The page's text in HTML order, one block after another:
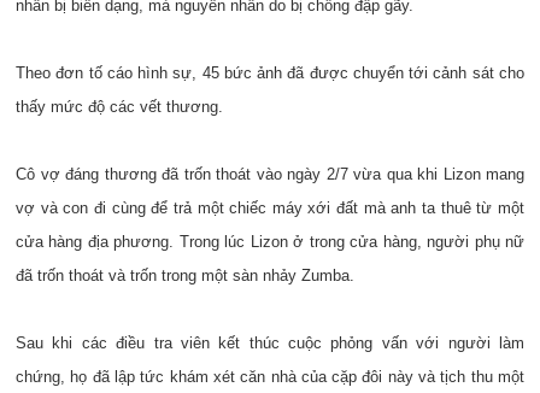
nhân bị biến dạng, mà nguyên nhân do bị chồng đập gãy.
Theo đơn tố cáo hình sự, 45 bức ảnh đã được chuyển tới cảnh sát cho
thấy mức độ các vết thương.
Cô vợ đáng thương đã trốn thoát vào ngày 2/7 vừa qua khi Lizon mang
vợ và con đi cùng để trả một chiếc máy xới đất mà anh ta thuê từ một
cửa hàng địa phương. Trong lúc Lizon ở trong cửa hàng, người phụ nữ
đã trốn thoát và trốn trong một sàn nhảy Zumba.
Sau khi các điều tra viên kết thúc cuộc phỏng vấn với người làm
chứng, họ đã lập tức khám xét căn nhà của cặp đôi này và tịch thu một